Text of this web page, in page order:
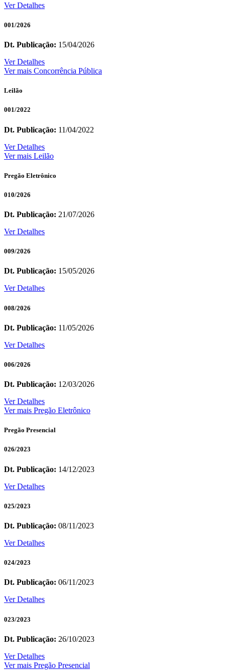
Ver Detalhes
001/2026
Dt. Publicação: 15/04/2026
Ver Detalhes
Ver mais Concorrência Pública
Leilão
001/2022
Dt. Publicação: 11/04/2022
Ver Detalhes
Ver mais Leilão
Pregão Eletrônico
010/2026
Dt. Publicação: 21/07/2026
Ver Detalhes
009/2026
Dt. Publicação: 15/05/2026
Ver Detalhes
008/2026
Dt. Publicação: 11/05/2026
Ver Detalhes
006/2026
Dt. Publicação: 12/03/2026
Ver Detalhes
Ver mais Pregão Eletrônico
Pregão Presencial
026/2023
Dt. Publicação: 14/12/2023
Ver Detalhes
025/2023
Dt. Publicação: 08/11/2023
Ver Detalhes
024/2023
Dt. Publicação: 06/11/2023
Ver Detalhes
023/2023
Dt. Publicação: 26/10/2023
Ver Detalhes
Ver mais Pregão Presencial